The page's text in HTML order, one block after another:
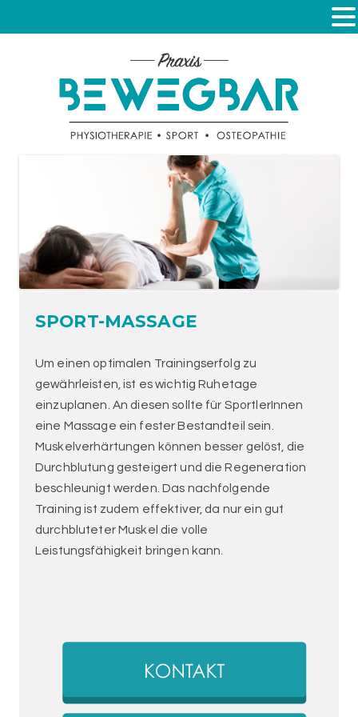
SPORT-MASSAGE
Um einen optimalen Trainingserfolg zu
gewährleisten, ist es wichtig Ruhetage
einzuplanen. An diesen sollte für SportlerInnen
eine Massage ein fester Bestandteil sein.
Muskelverhärtungen können besser gelöst, die
Durchblutung gesteigert und die Regeneration
beschleunigt werden. Das nachfolgende
Training ist zudem effektiver, da nur ein gut
durchbluteter Muskel die volle
Leistungsfähigkeit bringen kann.